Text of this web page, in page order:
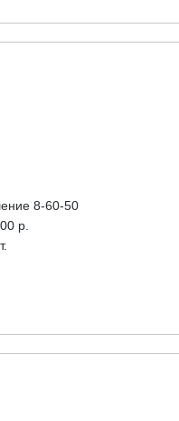
8-60-50
р.